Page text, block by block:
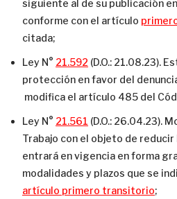
siguiente al de su publicación
conforme con el artículo
citada;
Ley N° 21.592 (D.O.: 21.08.23).
protección en favor del
modifica el artículo 485 del
Ley N° 21.561 (D.O.: 26.04.23).
Trabajo con el objeto de reducir
entrará en vigencia en forma
modalidades y plazos que se
artículo primero transitorio;